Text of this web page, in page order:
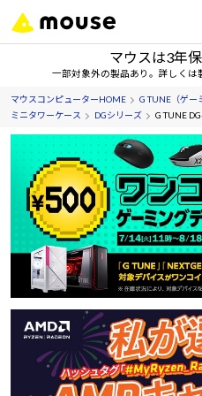
マウスは3年
一部対象外の製品あり。詳しくは
マウスコンピューターHOME G TUNE（ゲー
ミニタワーケース
DGシリーズ G TUNE